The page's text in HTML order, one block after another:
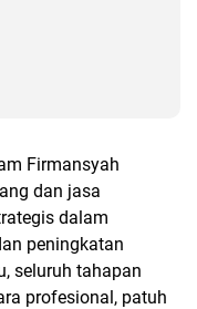
Firmansyah
dan jasa
dalam
peningkatan
seluruh tahapan
profesional, patuh